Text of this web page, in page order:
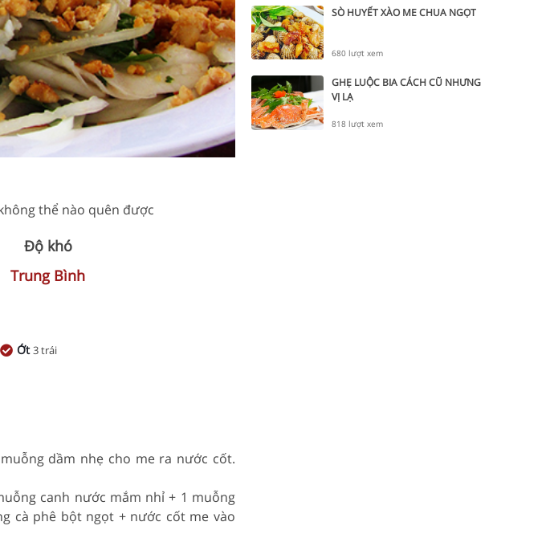
thể nào quên được
Độ khó
Trung Bình
Ớt3 trái
dầm nhẹ cho me ra nước cốt.
canh nước mắm nhỉ + 1 muỗng
cà phê bột ngọt + nước cốt me vào
SÒ HUYẾT XÀO ME CHUA NGỌT
680 lượt xem
GHẸ LUỘC BIA CÁCH CŨ NHƯNG
VỊ LẠ
818 lượt xem